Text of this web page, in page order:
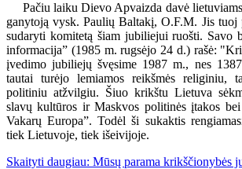
Pačiu laiku Dievo Apvaizda davė
ganytoją vysk. Paulių Baltakį, O.F.M. Jis tuoj
sudaryti komitetą šiam jubiliejui ruošti. Savo
informacija” (1985 m. rugsėjo 24 d.) rašė:
įvedimo jubiliejų švęsime 1987 m., nes
tautai turėjo lemiamos reikšmės religiniu,
politiniu atžvilgiu. Šiuo krikštu Lietuva
slavų kultūros ir Maskvos politinės įtakos
Vakarų Europa”. Todėl ši sukaktis
tiek Lietuvoje, tiek išeivijoje.
Skaityti daugiau: Mūsų parama krikščionybės